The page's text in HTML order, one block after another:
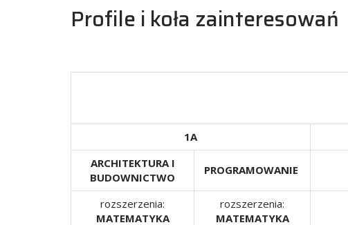
Profile i koła zainteresowań
1A
ARCHITEKTURA I
BUDOWNICTWO
PROGRAMOWANIE
rozszerzenia:
MATEMATYKA
rozszerzenia:
MATEMATYKA